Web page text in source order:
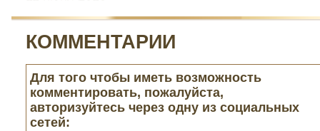
КОММЕНТАРИИ
Для того чтобы иметь возможность
комментировать, пожалуйста,
авторизуйтесь через одну из социальных
сетей: